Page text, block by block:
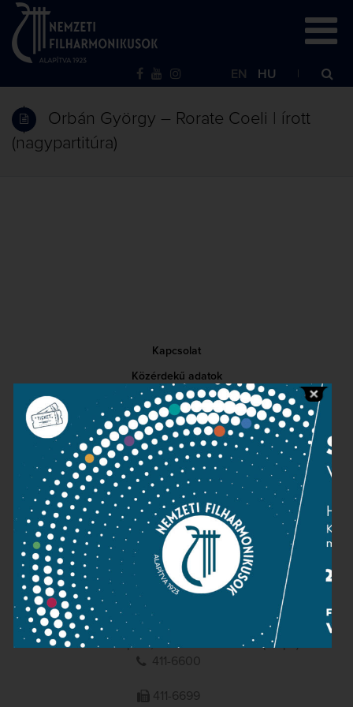
EN HU
Orbán György – Rorate Coeli | írott
(nagypartitúra)
Kapcsolat
Közérdekű adatok
Sajtószoba
Adatvédelem
Impresszum
NEMZETI
FILHARMONIKUSOK
1095 Budapest, Komor Marcell u. 1. (Müpa)
411-6600
411-6699